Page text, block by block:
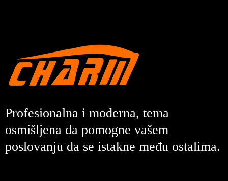
Profesionalna i moderna, tema
osmišljena da pomogne vašem
poslovanju da se istakne među ostalima.